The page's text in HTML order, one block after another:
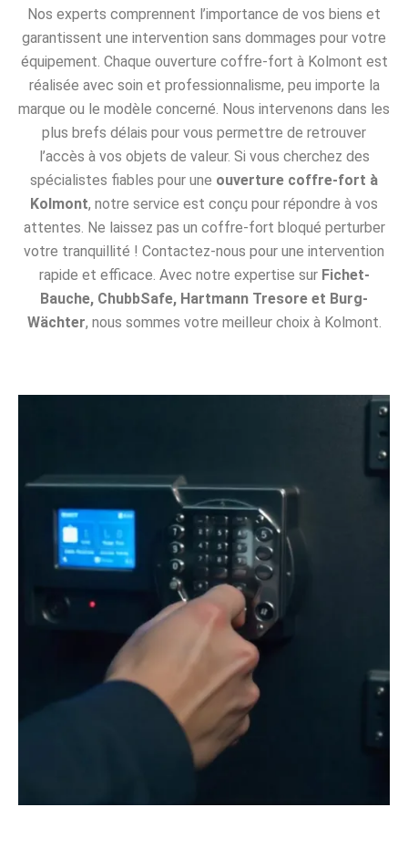
Nos experts comprennent l’importance de vos biens et
garantissent une intervention sans dommages pour votre
équipement. Chaque ouverture coffre-fort à Kolmont est
réalisée avec soin et professionnalisme, peu importe la
marque ou le modèle concerné. Nous intervenons dans les
plus brefs délais pour vous permettre de retrouver
l’accès à vos objets de valeur. Si vous cherchez des
spécialistes fiables pour une ouverture coffre-fort à
Kolmont, notre service est conçu pour répondre à vos
attentes. Ne laissez pas un coffre-fort bloqué perturber
votre tranquillité ! Contactez-nous pour une intervention
rapide et efficace. Avec notre expertise sur Fichet-
Bauche, ChubbSafe, Hartmann Tresore et Burg-
Wächter, nous sommes votre meilleur choix à Kolmont.